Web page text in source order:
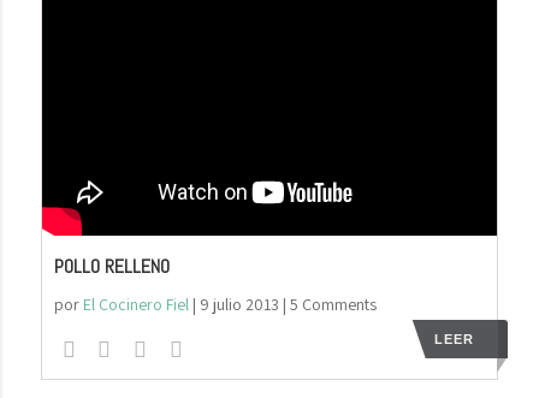
POLLO RELLENO
por El Cocinero Fiel| 9 julio 2013 | 5 Comments
LEER